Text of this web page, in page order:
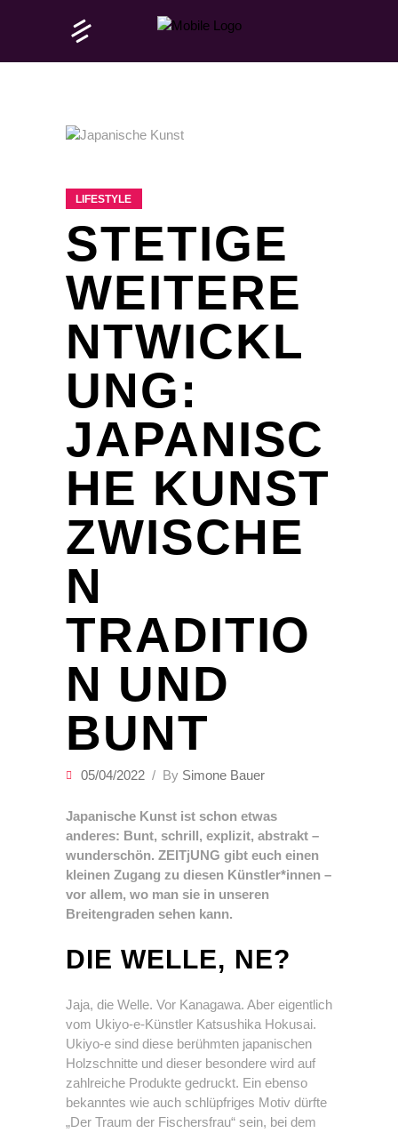
LIFESTYLE
STETIGE
WEITERE
NTWICKL
UNG:
JAPANISC
HE KUNST
ZWISCHE
N
TRADITIO
N UND
BUNT
05/04/2022 By Simone Bauer
Japanische Kunst ist schon etwas
anderes: Bunt, schrill, explizit, abstrakt –
wunderschön. ZEITjUNG gibt euch einen
kleinen Zugang zu diesen Künstler*innen –
vor allem, wo man sie in unseren
Breitengraden sehen kann.
DIE WELLE, NE?
Jaja, die Welle. Vor Kanagawa. Aber eigentlich
vom Ukiyo-e-Künstler Katsushika Hokusai.
Ukiyo-e sind diese berühmten japanischen
Holzschnitte und dieser besondere wird auf
zahlreiche Produkte gedruckt. Ein ebenso
bekanntes wie auch schlüpfriges Motiv dürfte
„Der Traum der Fischersfrau“ sein, bei dem